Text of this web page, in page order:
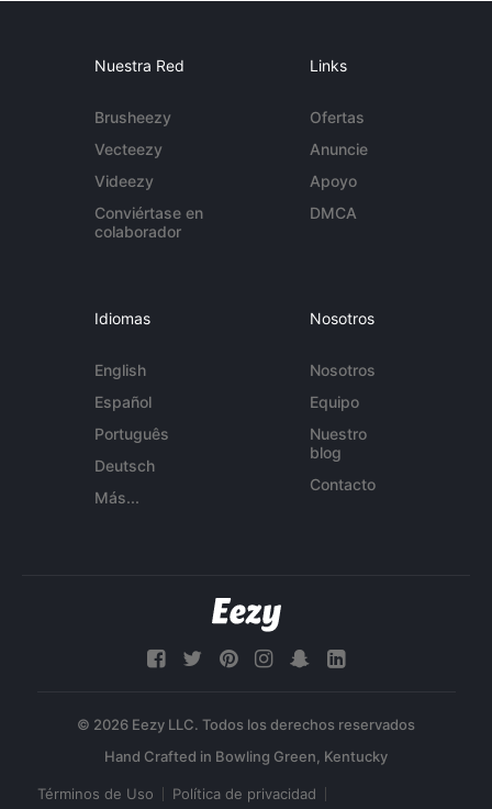
Nuestra Red
Brusheezy
Vecteezy
Videezy
Conviértase en
colaborador
Links
Ofertas
Anuncie
Apoyo
DMCA
Idiomas
English
Español
Português
Deutsch
Más...
Nosotros
Nosotros
Equipo
Nuestro
blog
Contacto
© 2026 Eezy LLC. Todos los derechos reservados
Términos de Uso Política de privacidad